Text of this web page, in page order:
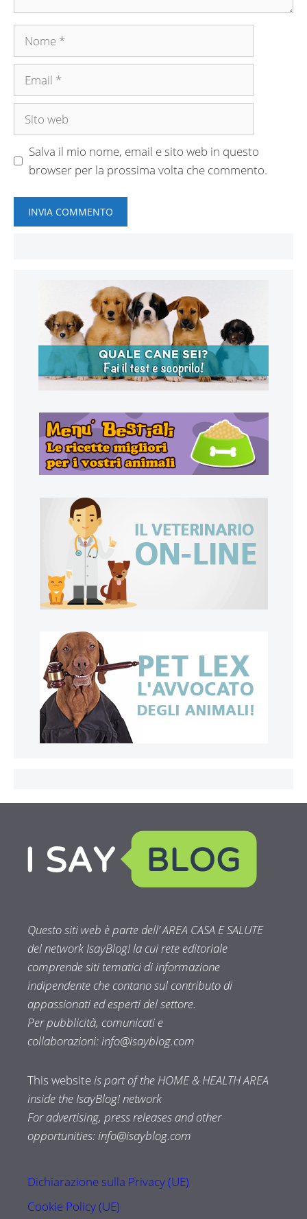
Nome
Email
Sito
Salva il mio nome, email e sito web in questo
browser per la prossima volta che commento.
Questo siti web è parte dell’ AREA CASA E SALUTE
del network IsayBlog! la cui rete editoriale
comprende siti tematici di informazione
indipendente che contano sul contributo di
appassionati ed esperti del settore.
Per pubblicità, comunicati e
collaborazioni:info@isayblog.com
This websiteis part of the HOME & HEALTH AREA
inside the IsayBlog! network
For advertising, press releases and other
opportunities:info@isayblog.com
Dichiarazione sulla Privacy (UE)
Cookie Policy (UE)